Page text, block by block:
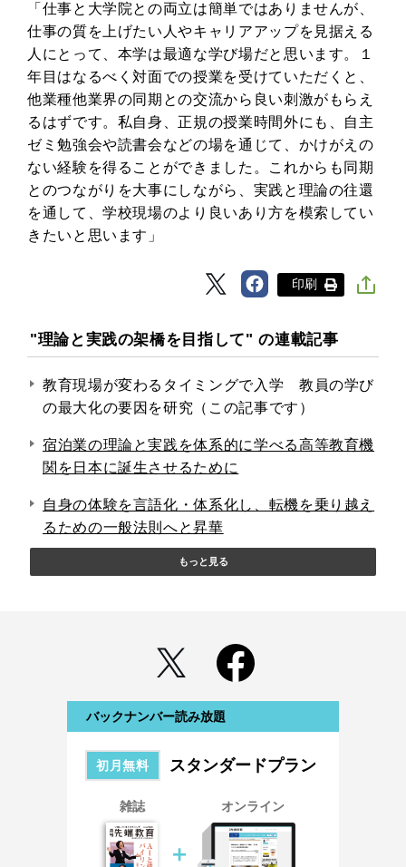
「仕事と大学院との両立は簡単ではありませんが、
仕事の質を上げたい人やキャリアアップを見据える
人にとって、本学は最適な学び場だと思います。１
年目はなるべく対面での授業を受けていただくと、
他業種他業界の同期との交流から良い刺激がもらえ
るはずです。私自身、正規の授業時間外にも、自主
ゼミ勉強会や読書会などの場を通じて、かけがえの
ない経験を得ることができました。これからも同期
とのつながりを大事にしながら、実践と理論の往還
を通して、学校現場のより良いあり方を模索してい
きたいと思います」
印刷
"理論と実践の架橋を目指して" の連載記事
教育現場が変わるタイミングで入学 教員の学び
の最大化の要因を研究（この記事です）
宿泊業の理論と実践を体系的に学べる高等教育機
関を日本に誕生させるために
自身の体験を言語化・体系化し、転機を乗り越え
るための一般法則へと昇華
もっと見る
バックナンバー読み放題
初月無料 スタンダードプラン
雑誌
＋
オンライン